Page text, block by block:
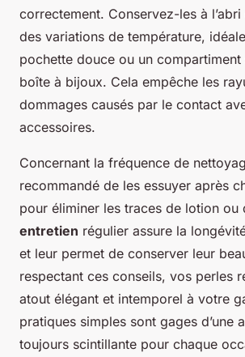
correctement. Conservez-les à l’abri
des variations de température,
pochette douce ou un
boîte à bijoux. Cela empêche les
dommages causés par le contact
accessoires.
Concernant la fréquence de
recommandé de les essuyer après
pour éliminer les traces de lotion ou
entretien régulier assure la
et leur permet de conserver leur
respectant ces conseils, vos perles
atout élégant et intemporel à votre
pratiques simples sont gages d’une
toujours scintillante pour chaque